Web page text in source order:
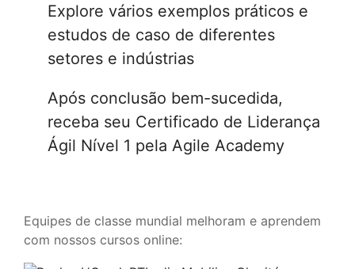
Explore vários exemplos práticos e
estudos de caso de diferentes
setores e indústrias
Após conclusão bem-sucedida,
receba seu Certificado de Liderança
Ágil Nível 1 pela Agile Academy
Equipes de classe mundial melhoram e aprendem
com nossos cursos online: